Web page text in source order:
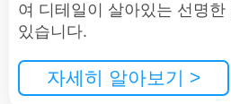
여 디테일이 살아있는 선명
있습니다.
자세히 알아보기 >